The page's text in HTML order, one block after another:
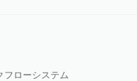
フローシステム